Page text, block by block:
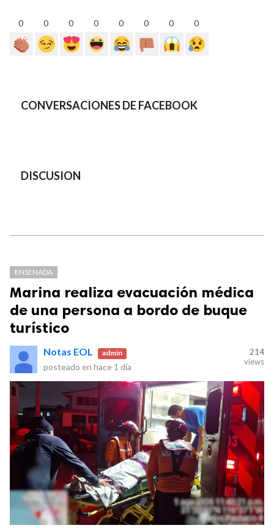
0 0 0 0 0 0 0 0
CONVERSACIONES DE FACEBOOK
DISCUSION
ENSENADA
Marina realiza evacuación médica
de una persona a bordo de buque
turístico
Notas EOL admin
posteado en hace 1 día
214
views